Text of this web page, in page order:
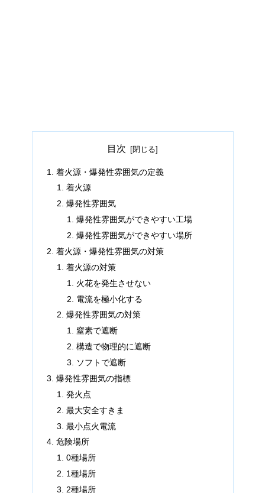
目次
着火源・爆発性雰囲気の定義
着火源
爆発性雰囲気
爆発性雰囲気ができやすい工場
爆発性雰囲気ができやすい場所
着火源・爆発性雰囲気の対策
着火源の対策
火花を発生させない
電流を極小化する
爆発性雰囲気の対策
窒素で遮断
構造で物理的に遮断
ソフトで遮断
爆発性雰囲気の指標
発火点
最大安全すきま
最小点火電流
危険場所
0種場所
1種場所
2種場所